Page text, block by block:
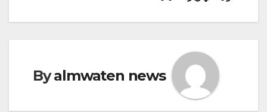
Byalmwaten news